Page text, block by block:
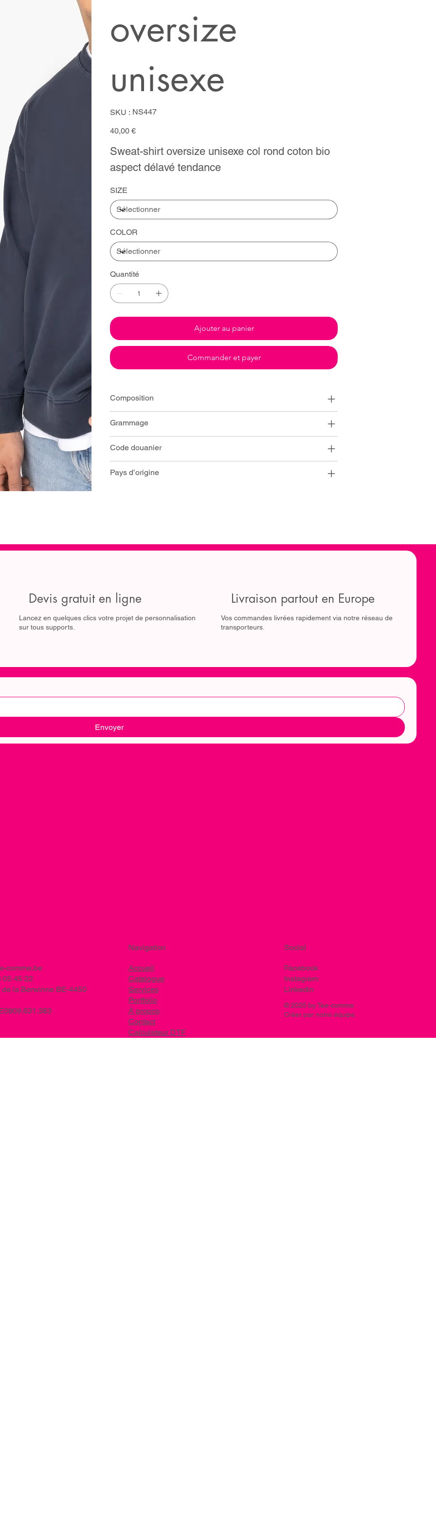
oversize
unisexe
SKU : SKU
NS447
NS447
Prix
40,00 €
Sweat-shirt oversize unisexe col rond coton bio
aspect délavé tendance
SIZE
COLOR
Quantité
Ajouter au panier
Commander et payer
Composition
Grammage
Code douanier
Pays d’origine
Devis gratuit en ligne
Lancez en quelques clics votre projet de personnalisation
sur tous supports.
Livraison partout en Europe
Vos commandes livrées rapidement via notre réseau de
transporteurs.
comme.be
05 45 22
de la Berwinne BE-4450
Navigation
Accueil
Catalogue
Services
Portfolio
À propos
Contact
Calculateur DTF
Social
Facebook
Instagram
Linkedin
© 2025 by Tee-comme.
Créer par notre équipe.
Envoyer